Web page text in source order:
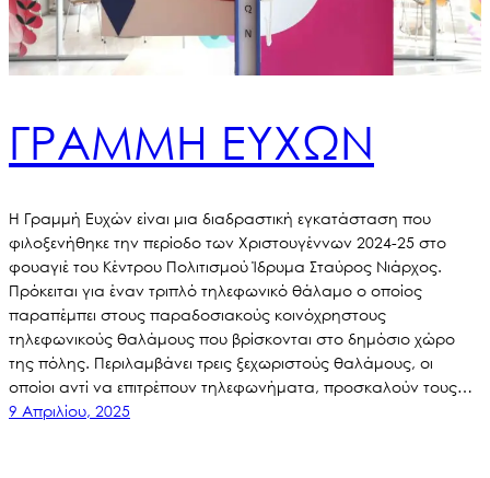
ΓΡΑΜΜΗ ΕΥΧΩΝ
Η Γραμμή Ευχών είναι μια διαδραστική εγκατάσταση που
φιλοξενήθηκε την περίοδο των Χριστουγέννων 2024-25 στο
φουαγιέ του Κέντρου Πολιτισμού Ίδρυμα Σταύρος Νιάρχος.
Πρόκειται για έναν τριπλό τηλεφωνικό θάλαμο ο οποίος
παραπέμπει στους παραδοσιακούς κοινόχρηστους
τηλεφωνικούς θαλάμους που βρίσκονται στο δημόσιο χώρο
της πόλης. Περιλαμβάνει τρεις ξεχωριστούς θαλάμους, οι
οποίοι αντί να επιτρέπουν τηλεφωνήματα, προσκαλούν τους…
9 Απριλίου, 2025